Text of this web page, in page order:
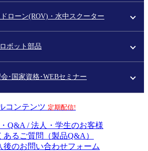
ローン(ROV)・水中スクーター
ボット部品
･国家資格･WEBセミナー
コンテンツ 定期配信!
Q&A / 法人・学生のお客様
あるご質問（製品Q&A）
後のお問い合わせフォーム